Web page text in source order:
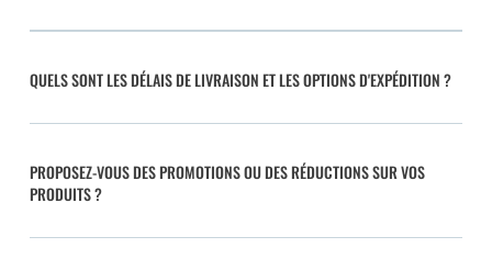
QUELS SONT LES DÉLAIS DE LIVRAISON ET LES OPTIONS D'EXPÉDITION ?
PROPOSEZ-VOUS DES PROMOTIONS OU DES RÉDUCTIONS SUR VOS
PRODUITS ?